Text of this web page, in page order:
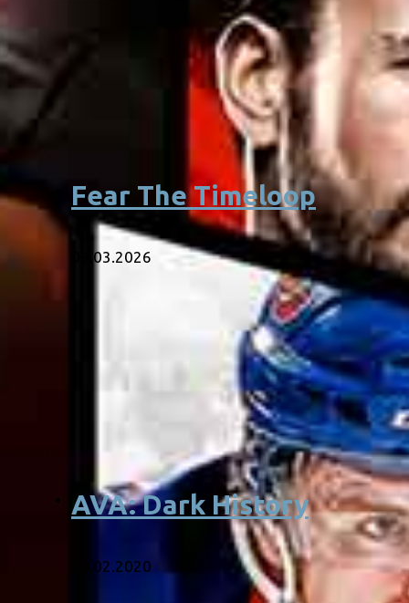
Fear The Timeloop
09.03.2026
AVA: Dark History
20.02.2020